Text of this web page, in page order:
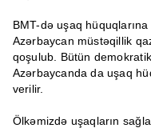
BMT-də uşaq
Azərbaycan müstəqillik
qoşulub. Bütün
Azərbaycanda da uşaq
verilir.
Ölkəmizdə uşaqların